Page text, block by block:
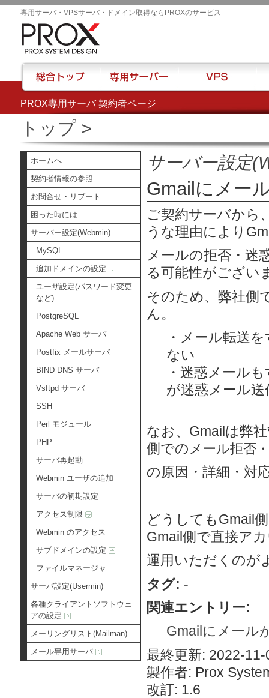
PROX専用サーバ 契約者ページ
専用サーバ・VPSサーバ・ドメイン取得ならPROXのサービス
トップ>
ホームへ
契約者情報の参照
お問合せ・リブート
困った時には
サーバー設定(Webmin)
MySQL
追加ドメインの設定
ユーザ設定(パスワード変更
など)
PostgreSQL
Apache Web サーバ
Postfix メールサーバ
BIND DNS サーバ
Vsftpd サーバ
SSH
Perl モジュール
PHP
サーバ再起動
Webmin ユーザの追加
サーバの初期設定
アクセス制限
Webmin のアクセス
サブドメインの設定
ファイルマネージャ
サーバ設定(Usermin)
各種クライアントソフトウェ
アの設定
メーリングリスト(Mailman)
メール専用サーバ
サーバー設定
Gmailにメー
ご契約サーバから
うな理由により
メールの拒否・迷
る可能性がござい
そのため、弊社側
ん。
・メール転送
ない
・迷惑メール
が迷惑メール
なお、Gmailは弊
側での メール拒否
の原因・詳細・対
どうしてもGmail
Gmail側で直接ア
運用いただくのが
タグ: -
関連エントリー:
Gmailにメール
最終更新: 2022-
製作者: Prox
改訂: 1.6
総合トップ 専用サーバー VPS ハ